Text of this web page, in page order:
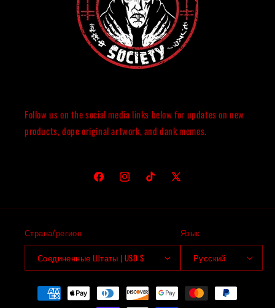
Follow us on the social media links below for updates on new
products, dope original artwork, and dank memes.
FacebookInstagramTikTok
X
Страна/регион
Соединенные Штаты | USD $
Язык
Русский
Способы
оплаты